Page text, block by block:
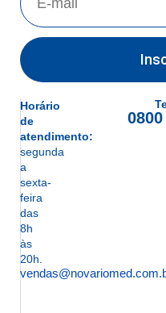
Horário
de
atendimento:
segunda
a
sexta-
feira
das
8h
às
20h.